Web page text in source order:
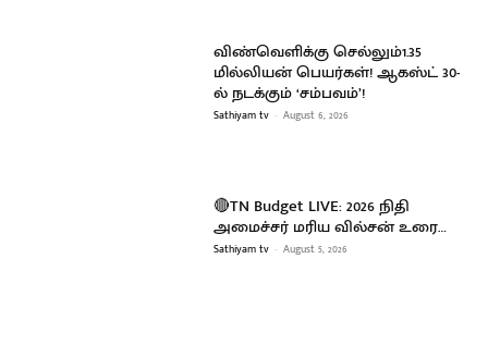
விண்வெளிக்கு செல்லும்1.35
மில்லியன் பெயர்கள்! ஆகஸ்ட் 30-
ல் நடக்கும் ‘சம்பவம்’!
Sathiyam tv - August 6, 2026
🔴TN Budget LIVE: 2026 நிதி
அமைச்சர் மரிய வில்சன் உரை…
Sathiyam tv - August 5, 2026